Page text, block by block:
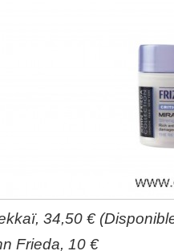
34,50 €
Frieda, 10 €